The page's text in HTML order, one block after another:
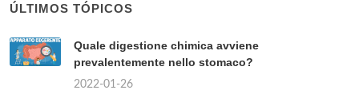
ÚLTIMOS TÓPICOS
Quale digestione chimica avviene
prevalentemente nello stomaco?
2022-01-26